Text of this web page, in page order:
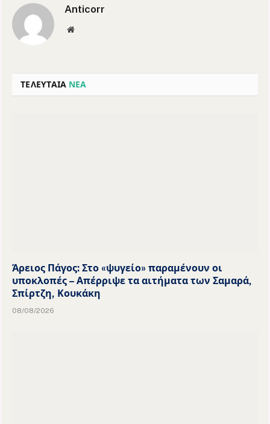
Anticorr
Website
ΤΕΛΕΥΤΑΙΑ ΝΕΑ
Άρειος Πάγος: Στο «ψυγείο» παραμένουν οι
υποκλοπές – Απέρριψε τα αιτήματα των Σαμαρά,
Σπίρτζη, Κουκάκη
08/08/2026